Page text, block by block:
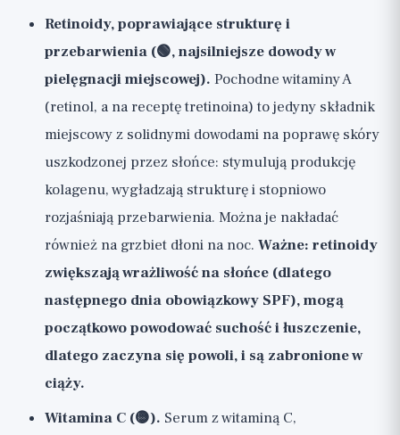
Retinoidy, poprawiające strukturę i
przebarwienia (🟢, najsilniejsze dowody w
pielęgnacji miejscowej). Pochodne witaminy A
(retinol, a na receptę tretinoina) to jedyny składnik
miejscowy z solidnymi dowodami na poprawę skóry
uszkodzonej przez słońce: stymulują produkcję
kolagenu, wygładzają strukturę i stopniowo
rozjaśniają przebarwienia. Można je nakładać
również na grzbiet dłoni na noc. Ważne: retinoidy
zwiększają wrażliwość na słońce (dlatego
następnego dnia obowiązkowy SPF), mogą
początkowo powodować suchość i łuszczenie,
dlatego zaczyna się powoli, i są zabronione w
ciąży.
Witamina C (🟡). Serum z witaminą C,